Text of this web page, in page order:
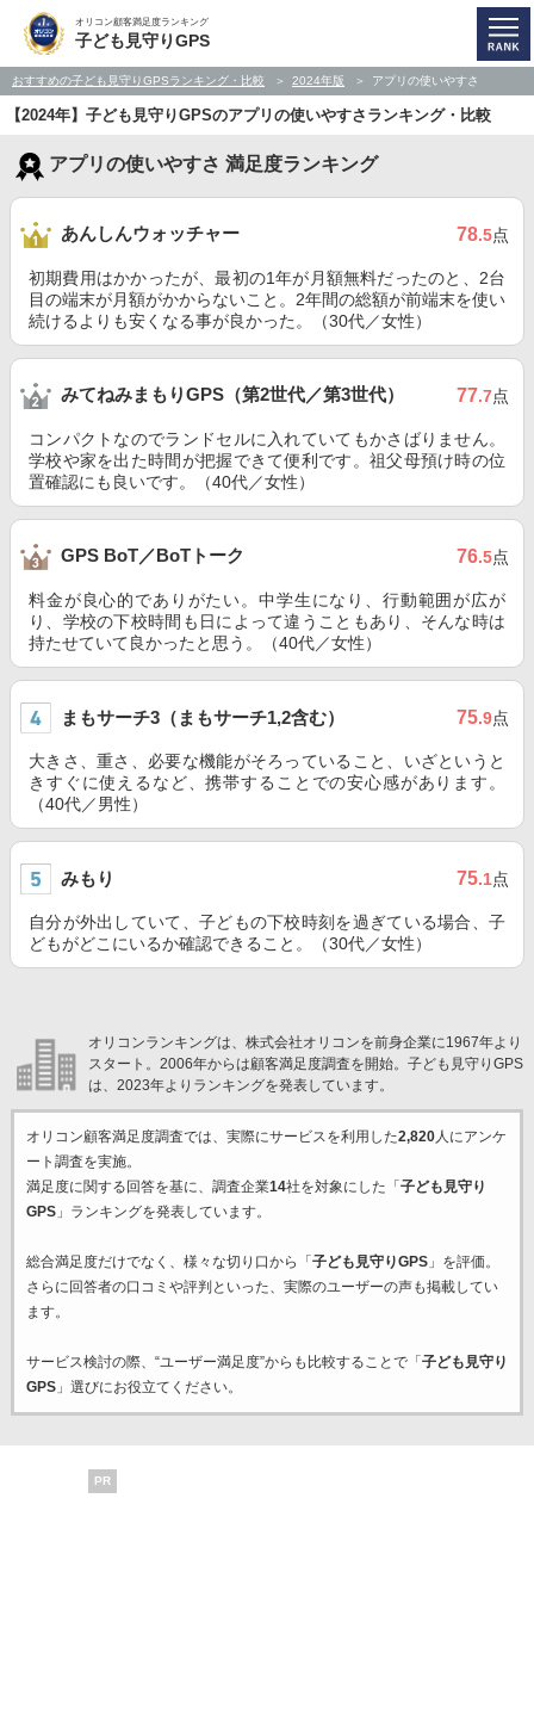
オリコン顧客満足度ランキング
子ども見守りGPS
おすすめの子ども見守りGPSランキング・比較 2024年版 アプリの使いやすさ
【2024年】子ども見守りGPSのアプリの使いやすさランキング・比較
アプリの使いやすさ 満足度ランキング
あんしんウォッチャー 78.5点
初期費用はかかったが、最初の1年が月額無料だったのと、2台
目の端末が月額がかからないこと。2年間の総額が前端末を使い
続けるよりも安くなる事が良かった。（30代／女性）
みてねみまもりGPS（第2世代／第3世代） 77.7点
コンパクトなのでランドセルに入れていてもかさばりません。
学校や家を出た時間が把握できて便利です。祖父母預け時の位
置確認にも良いです。（40代／女性）
GPS BoT／BoTトーク 76.5点
料金が良心的でありがたい。中学生になり、行動範囲が広が
り、学校の下校時間も日によって違うこともあり、そんな時は
持たせていて良かったと思う。（40代／女性）
まもサーチ3（まもサーチ1,2含む） 75.9点
大きさ、重さ、必要な機能がそろっていること、いざというと
きすぐに使えるなど、携帯することでの安心感があります。
（40代／男性）
みもり 75.1点
自分が外出していて、子どもの下校時刻を過ぎている場合、子
どもがどこにいるか確認できること。（30代／女性）
オリコンランキングは、株式会社オリコンを前身企業に1967年より
スタート。2006年からは顧客満足度調査を開始。子ども見守りGPS
は、2023年よりランキングを発表しています。
オリコン顧客満足度調査では、実際にサービスを利用した2,820人にアンケ
ート調査を実施。
満足度に関する回答を基に、調査企業14社を対象にした「 子ども見守り
GPS」ランキングを発表しています。
総合満足度だけでなく、様々な切り口から「 子ども見守りGPS」を評価。
さらに回答者の口コミや評判といった、実際のユーザーの声も掲載してい
ます。
サービス検討の際、“ユーザー満足度”からも比較することで「 子ども見守り
GPS」選びにお役立てください。
PR